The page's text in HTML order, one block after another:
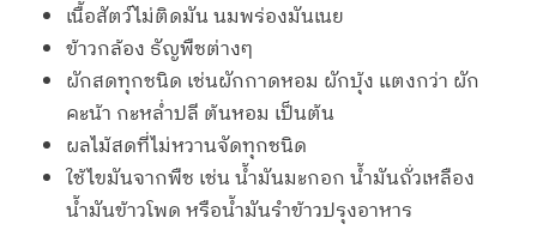
เนื้อสัตว์ไม่ติดมัน นมพร่องมันเนย
ข้าวกล้อง ธัญพืชต่างๆ
ผักสดทุกชนิด เช่นผักกาดหอม ผักบุ้ง แตงกว่า ผัก
คะน้า กะหล่ำปลี ต้นหอม เป็นต้น
ผลไม้สดที่ไม่หวานจัดทุกชนิด
ใช้ไขมันจากพืช เช่น น้ำมันมะกอก น้ำมันถั่วเหลือง
น้ำมันข้าวโพด หรือน้ำมันรำข้าวปรุงอาหาร